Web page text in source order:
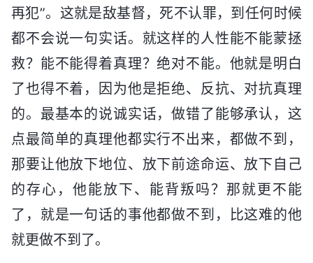
再犯”。这就是敌基督，死不认罪，到任何时候
都不会说一句实话。就这样的人性能不能蒙拯
救？能不能得着真理？绝对不能。他就是明白
了也得不着，因为他是拒绝、反抗、对抗真理
的。最基本的说诚实话，做错了能够承认，这
点最简单的真理他都实行不出来，都做不到，
那要让他放下地位、放下前途命运、放下自己
的存心，他能放下、能背叛吗？那就更不能
了，就是一句话的事他都做不到，比这难的他
就更做不到了。